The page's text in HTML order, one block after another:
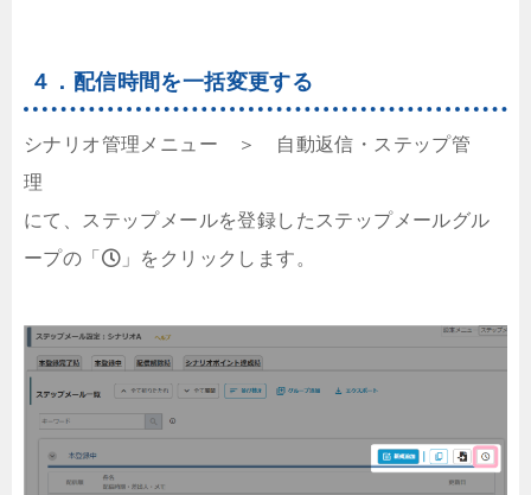
４．配信時間を一括変更する
シナリオ管理メニュー ＞ 自動返信・ステップ管
理
にて、ステップメールを登録したステップメールグル
ープの「
」をクリックします。